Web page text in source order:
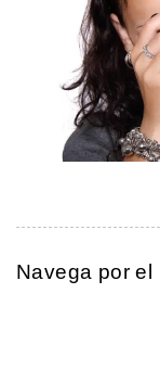
Navega por